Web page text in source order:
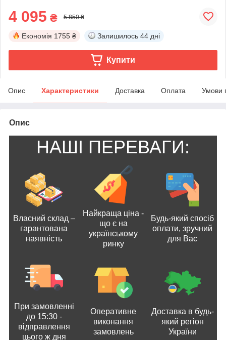
4 095 ₴ 5 850 ₴
Економія 1755 ₴ Залишилось 44 дні
Купити
Опис Характеристики Доставка Оплата Умови
Опис
НАШІ ПЕРЕВАГИ:
Власний склад –
гарантована
наявність
Найкраща ціна -
що є на
українському
ринку
Будь-який спосіб
оплати, зручний
для Вас
При замовленні
до 15:30 -
відправлення
цього ж дня
Оперативне
виконання
замовлень
Доставка в будь-
який регіон
України